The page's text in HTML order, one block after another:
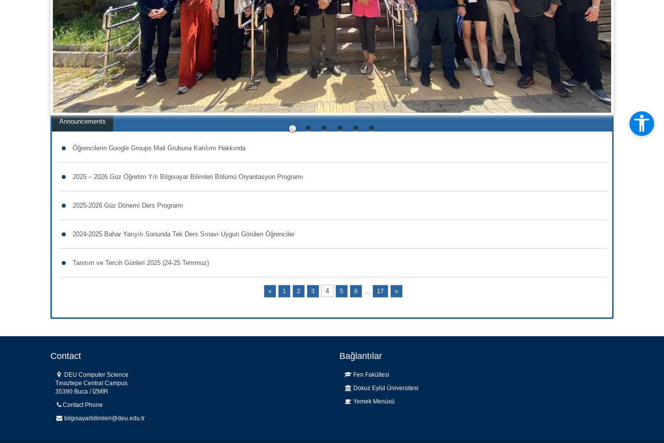
Announcements
Öğrencilerin Google Groups Mail Grubuna Katılımı Hakkında
2025 – 2026 Güz Öğretim Yılı Bilgisayar Bilimleri Bölümü Oryantasyon Programı
2025-2026 Güz Dönemi Ders Programı
2024-2025 Bahar Yarıyılı Sonunda Tek Ders Sınavı Uygun Görülen Öğrenciler
Tanıtım ve Tercih Günleri 2025 (24-25 Temmuz)
« 1 2 3 4 5 6 … 17 »
Contact
DEU Computer Science
Tınaztepe Central Campus
35390 Buca / İZMİR
Contact Phone
bilgisayarbilimleri@deu.edu.tr
Bağlantılar
Fen Fakültesi
Dokuz Eylül Üniversitesi
Yemek Menüsü